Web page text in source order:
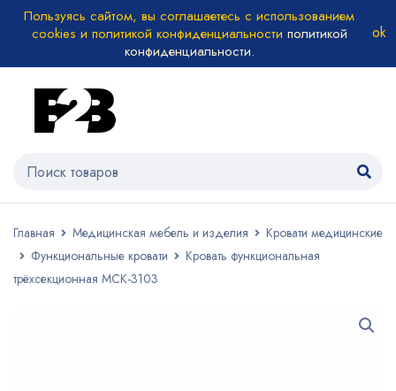
Пользуясь сайтом, вы соглашаетесь с использованием
cookies и политикой конфиденциальности политикой
конфиденциальности.
Главная Медицинская мебель и изделия
Кровати медицинские
Функциональные кровати
Кровать функциональная
трёхсекционная МСК-3103